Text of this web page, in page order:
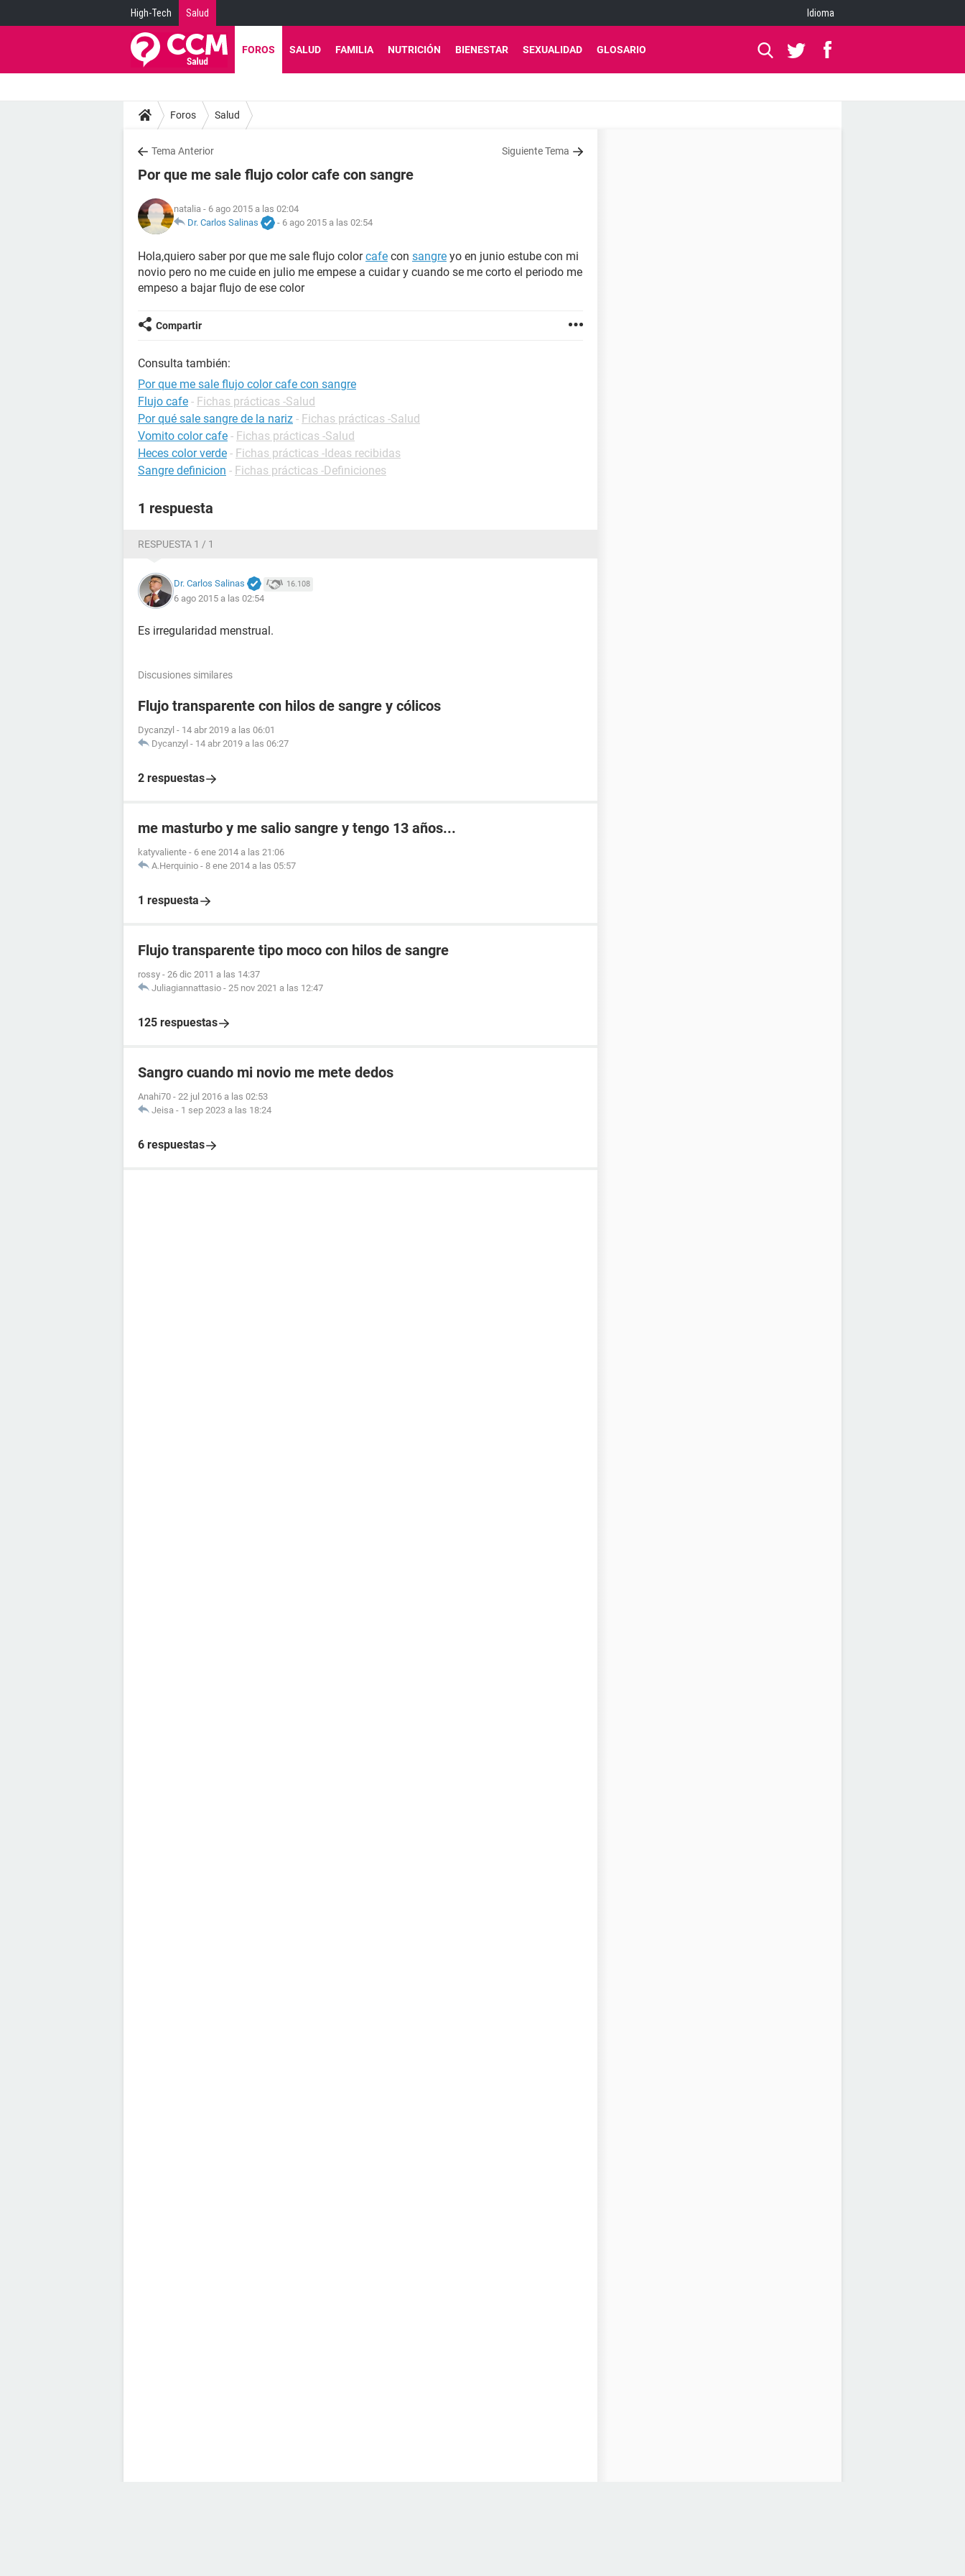
High-Tech Salud Idioma
FOROS SALUD FAMILIA NUTRICIÓN BIENESTAR SEXUALIDAD GLOSARIO
Foros Salud
Tema Anterior Siguiente Tema
Por que me sale flujo color cafe con sangre
natalia - 6 ago 2015 a las 02:04
Dr. Carlos Salinas
- 6 ago 2015 a las 02:54
Hola,quiero saber por que me sale flujo colorcafe con sangre yo en junio estube con mi
novio pero no me cuide en julio me empese a cuidar y cuando se me corto el periodo me
empeso a bajar flujo de ese color
Compartir
Consulta también:
Por que me sale flujo color cafe con sangre
Flujo cafe - Fichas prácticas -Salud
Por qué sale sangre de la nariz - Fichas prácticas -Salud
Vomito color cafe - Fichas prácticas -Salud
Heces color verde - Fichas prácticas -Ideas recibidas
Sangre definicion - Fichas prácticas -Definiciones
1 respuesta
RESPUESTA 1 / 1
Dr. Carlos Salinas 16.108
6 ago 2015 a las 02:54
Es irregularidad menstrual.
Discusiones similares
Flujo transparente con hilos de sangre y cólicos
Dycanzyl - 14 abr 2019 a las 06:01
Dycanzyl - 14 abr 2019 a las 06:27
2 respuestas
me masturbo y me salio sangre y tengo 13 años...
katyvaliente - 6 ene 2014 a las 21:06
A.Herquinio - 8 ene 2014 a las 05:57
1 respuesta
Flujo transparente tipo moco con hilos de sangre
rossy - 26 dic 2011 a las 14:37
Juliagiannattasio - 25 nov 2021 a las 12:47
125 respuestas
Sangro cuando mi novio me mete dedos
Anahi70 - 22 jul 2016 a las 02:53
Jeisa - 1 sep 2023 a las 18:24
6 respuestas